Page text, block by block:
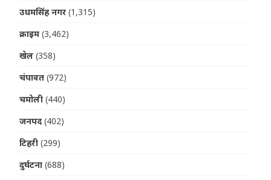
उधमसिंह नगर (1,315)
क्राइम (3,462)
खेल (358)
चंपावत (972)
चमोली (440)
जनपद (402)
टिहरी (299)
दुर्घटना (688)